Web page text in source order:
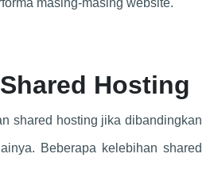
masing-masing website.
Hosting
shared hosting jika dibandingkan
Beberapa kelebihan shared